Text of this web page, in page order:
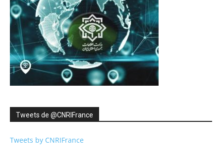
Tweets de ‎@CNRIFrance
Tweets by CNRIFrance